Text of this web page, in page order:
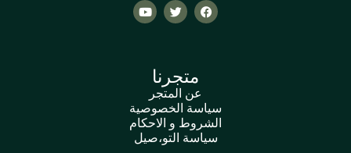
متجرنا
عن المتجر
سياسة الخصوصية
الشروط و الاحكام
سياسة التو،صيل